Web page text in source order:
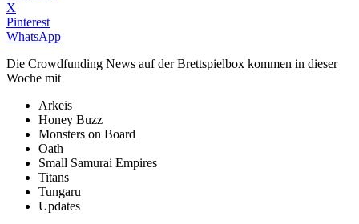
X
Pinterest
WhatsApp
Die Crowdfunding News auf der Brettspielbox kommen in dieser
Woche mit
Arkeis
Honey Buzz
Monsters on Board
Oath
Small Samurai Empires
Titans
Tungaru
Updates